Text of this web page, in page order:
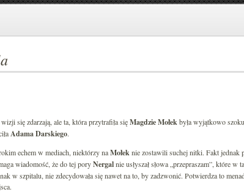
się zdarzają, ale ta, która przytrafiła sięMagdzie Mołekbyła wyjątkowo
Adama Darskiego.
echem w mediach, niektórzy naMołeknie zostawili suchej nitki. Fakt jednak
wiadomość, że do tej poryNergalnie usłyszał słowa „przepraszam”, które
w szpitalu, nie zdecydowała się nawet na to, by zadzwonić. Potwierdza to